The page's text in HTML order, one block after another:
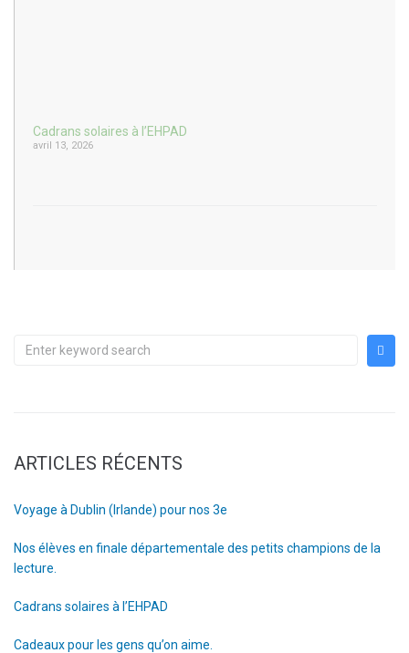
Cadrans solaires à l’EHPAD
avril 13, 2026
ARTICLES RÉCENTS
Voyage à Dublin (Irlande) pour nos 3e
Nos élèves en finale départementale des petits champions de la
lecture.
Cadrans solaires à l’EHPAD
Cadeaux pour les gens qu’on aime.